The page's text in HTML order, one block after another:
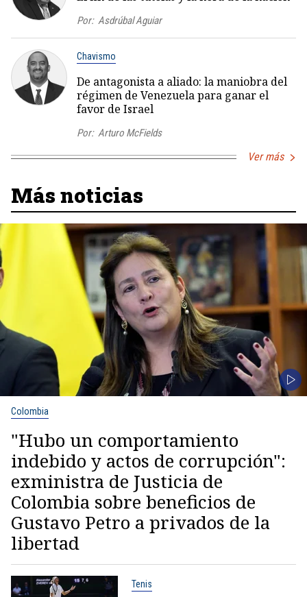
Por: Asdrúbal Aguiar
Chavismo
De antagonista a aliado: la maniobra del
régimen de Venezuela para ganar el
favor de Israel
Por: Arturo McFields
Ver más
Más noticias
Colombia
"Hubo un comportamiento
indebido y actos de corrupción":
exministra de Justicia de
Colombia sobre beneficios de
Gustavo Petro a privados de la
libertad
Tenis